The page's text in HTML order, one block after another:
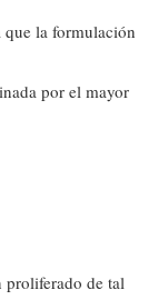
la formulación
por el mayor
proliferado de tal